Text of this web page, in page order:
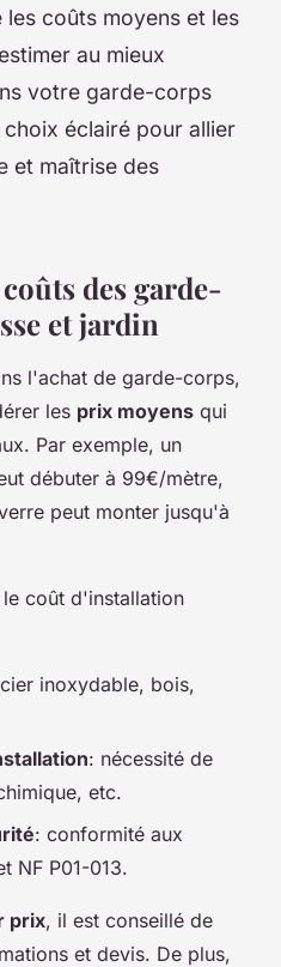
coûts moyens et les
au mieux
votre garde-corps
éclairé pour allier
et maîtrise des
des garde-
et jardin
l'achat de garde-corps,
les prix moyens qui
Par exemple, un
débuter à 99€/mètre,
peut monter jusqu'à
coût d'installation
inoxydable, bois,
: nécessité de
etc.
: conformité aux
NF P01-013.
prix, il est conseillé de
et devis. De plus,